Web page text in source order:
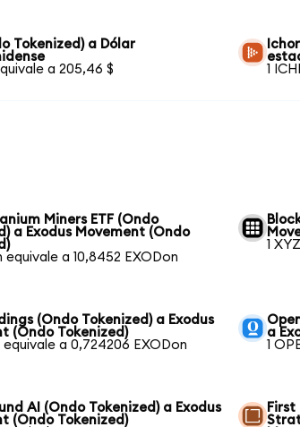
Tokenized) a Dólar
a 205,46 $
1
Miners ETF (Ondo
a Exodus Movement (Ondo
equivale a 10,8452 EXODon
1
(Ondo Tokenized) a Exodus
(Ondo Tokenized)
equivale a 0,724206 EXODon
a
1
AI (Ondo Tokenized) a Exodus
(Ondo Tokenized)